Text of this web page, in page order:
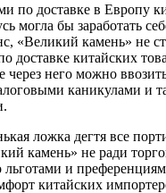
по доставке в Европу
могла бы заработать
«Великий камень» не
доставке китайских
через него можно
каникулами и
ложка дегтя все
камень» не ради
льготами и
китайских